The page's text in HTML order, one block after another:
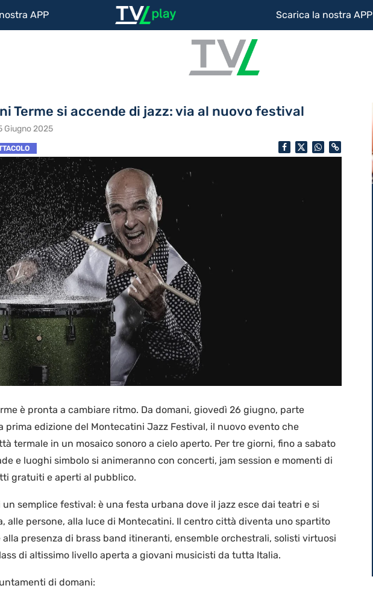
APP Scarica la nostra APP
Terme si accende di jazz: via al nuovo festival
Giugno 2025
è pronta a cambiare ritmo. Da domani, giovedì 26 giugno, parte
prima edizione del Montecatini Jazz Festival, il nuovo evento che
termale in un mosaico sonoro a cielo aperto. Per tre giorni, fino a sabato
e luoghi simbolo si animeranno con concerti, jam session e momenti di
gratuiti e aperti al pubblico.
semplice festival: è una festa urbana dove il jazz esce dai teatri e si
alle persone, alla luce di Montecatini. Il centro città diventa uno spartito
presenza di brass band itineranti, ensemble orchestrali, solisti virtuosi
di altissimo livello aperta a giovani musicisti da tutta Italia.
di domani: